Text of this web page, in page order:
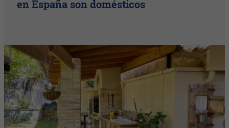
en España son domésticos